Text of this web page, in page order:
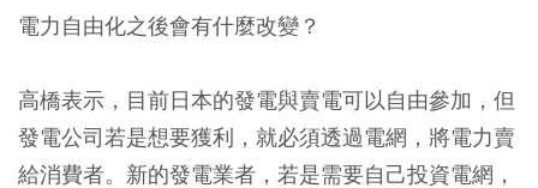
電力自由化之後會有什麼改變？
高橋表示，目前日本的發電與賣電可以自由參加，但
發電公司若是想要獲利，就必須透過電網，將電力賣
給消費者。新的發電業者，若是需要自己投資電網，